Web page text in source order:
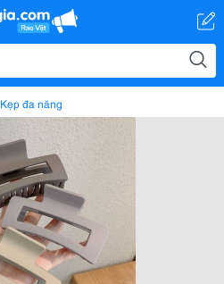
Kẹp đa năng